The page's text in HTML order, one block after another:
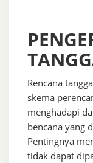
Rencana
skema
menghadapi
bencana yang
Pentingnya
tidak dapat